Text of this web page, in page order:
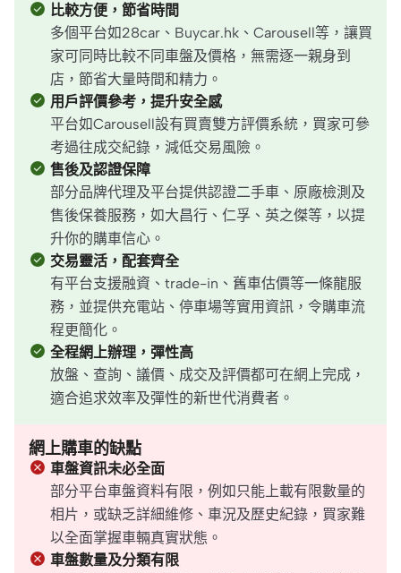
比較方便，節省時間
多個平台如28car、Buycar.hk、Carousell等，讓買
家可同時比較不同車盤及價格，無需逐一親身到
店，節省大量時間和精力。
用戶評價參考，提升安全感
平台如Carousell設有買賣雙方評價系統，買家可參
考過往成交紀錄，減低交易風險。
售後及認證保障
部分品牌代理及平台提供認證二手車、原廠檢測及
售後保養服務，如大昌行、仁孚、英之傑等，以提
升你的購車信心。
交易靈活，配套齊全
有平台支援融資、trade-in、舊車估價等一條龍服
務，並提供充電站、停車場等實用資訊，令購車流
程更簡化。
全程網上辦理，彈性高
放盤、查詢、議價、成交及評價都可在網上完成，
適合追求效率及彈性的新世代消費者。
網上購車的缺點
車盤資訊未必全面
部分平台車盤資料有限，例如只能上載有限數量的
相片，或缺乏詳細維修、車況及歷史紀錄，買家難
以全面掌握車輛真實狀態。
車盤數量及分類有限